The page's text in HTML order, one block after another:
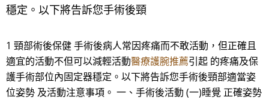
穩定。以下將告訴您手術後頸
1 頸部術後保健 手術後病人常因疼痛而不敢活動，但正確且
適宜的活動不但可以減輕活動醫療護腕推薦引起 的疼痛及保
護手術部位內固定器穩定。以下將告訴您手術後頸部適當姿
位姿勢 及活動注意事項。 一、手術後活動 (一)睡覺 正確姿勢